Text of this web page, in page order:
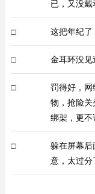
已，又没戴
□ 这把年纪了
□ 金耳环没见
□
罚得好，网
物，抢险关
绑架，更不
□
躲在屏幕后
意，太过分